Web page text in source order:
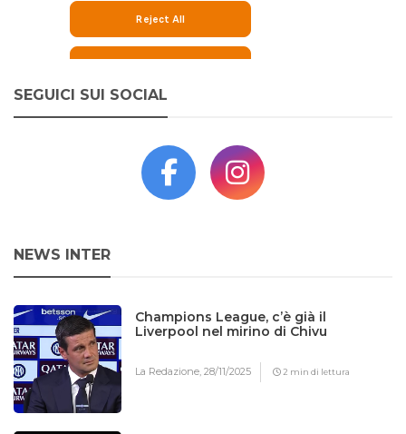
SEGUICI SUI SOCIAL
NEWS INTER
Champions League, c’è già il
Liverpool nel mirino di Chivu
La Redazione,28/11/2025 2 min di lettura